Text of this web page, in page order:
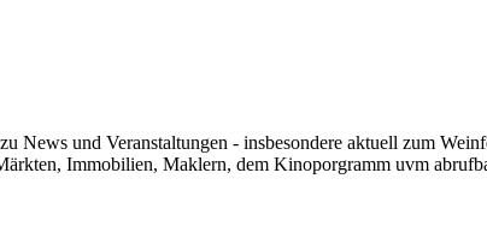
News und Veranstaltungen - insbesondere aktuell zum
Immobilien, Maklern, dem Kinoporgramm uvm